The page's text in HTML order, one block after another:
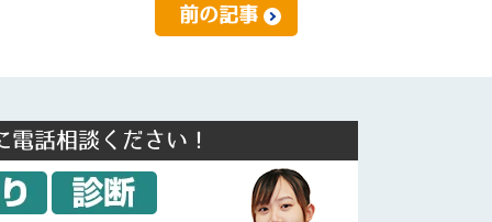
前の記事
電話相談ください！